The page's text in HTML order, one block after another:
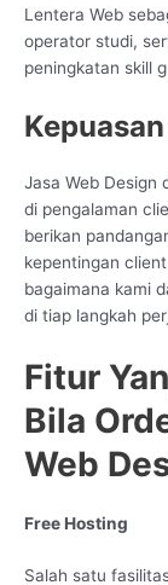
Lentera Web
operator studi,
peningkatan skill
Jasa Web Design
di pengalaman
berikan
kepentingan
bagaimana kami
di tiap langkah
Fitur
Bila
Web
Free Hosting
Salah satu